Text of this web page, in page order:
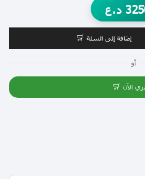
د.ع
إضافة إلى السلة
أو
الآن